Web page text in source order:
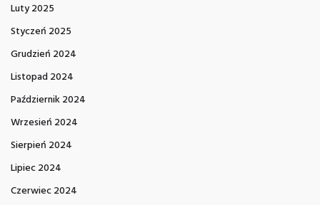
Luty 2025
Styczeń 2025
Grudzień 2024
Listopad 2024
Październik 2024
Wrzesień 2024
Sierpień 2024
Lipiec 2024
Czerwiec 2024